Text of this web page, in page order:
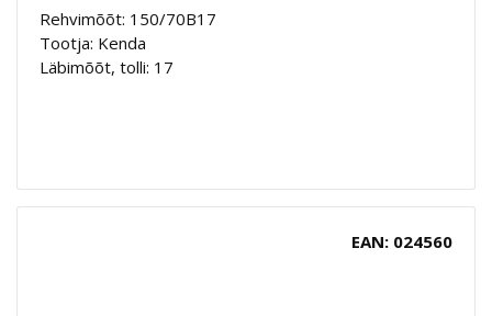
Rehvimõõt: 150/70B17
Tootja: Kenda
Läbimõõt, tolli: 17
EAN: 024560